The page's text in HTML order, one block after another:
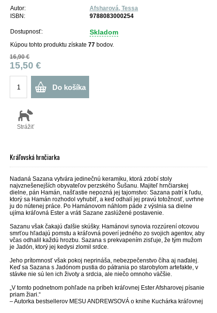
Autor:
Afsharová, Tessa
ISBN:
9788083000254
Dostupnosť: Skladom
Kúpou tohto produktu získate 77 bodov.
16,90 €
15,50 €
Do košíka
Strážiť
Kráľovská hrnčiarka
Nadaná Sazana vytvára jedinečnú keramiku, ktorá zdobí stoly
najvznešenejších obyvateľov perzského Šušanu. Majiteľ hrnčiarskej
dielne, pán Hamán, našťastie nepozná jej tajomstvo: Sazana patrí k ľudu,
ktorý sa Hamán rozhodol vyhubiť, a keď odhalí jej pravú totožnosť, uvrhne
ju do nútenej práce. Po Hamánovom náhlom páde z výslnia sa dielne
ujíma kráľovná Ester a vráti Sazane zaslúžené postavenie.
Sazanu však čakajú ďalšie skúšky. Hamánovi synovia rozzúrení otcovou
smrťou hľadajú pomstu a kráľovná poverí jedného zo svojich agentov, aby
včas odhalil každú hrozbu. Sazana s prekvapením zisťuje, že tým mužom
je Jadón, ktorý jej kedysi zlomil srdce.
Jeho prítomnosť však pokoj neprináša, nebezpečenstvo číha aj naďalej.
Keď sa Sazana s Jadónom pustia do pátrania po starobylom artefakte, v
stávke nie sú len ich životy a srdcia, ale niečo omnoho väčšie.
„V tomto podnetnom pohľade na príbeh kráľovnej Ester Afsharovej písanie
priam žiari.“
– Autorka bestsellerov MESU ANDREWSOVÁ o knihe Kuchárka kráľovnej